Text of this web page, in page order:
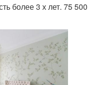
более 3 х лет. 75 500